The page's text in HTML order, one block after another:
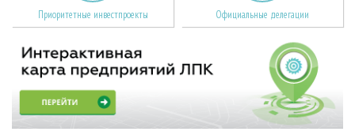
Приоритетные инвестпроекты Официальные делегации